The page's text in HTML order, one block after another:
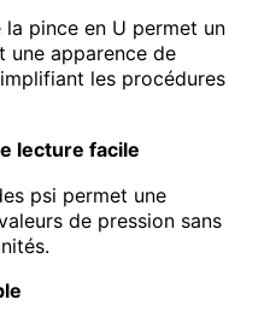
électrique
pince en U permet un
une apparence de
les procédures
lecture facile
psi permet une
de pression sans